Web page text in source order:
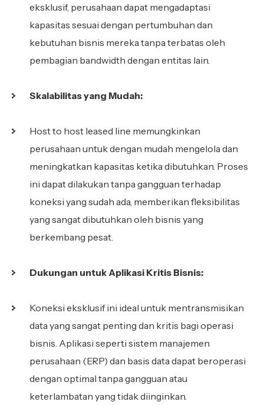
eksklusif, perusahaan dapat mengadaptasi
kapasitas sesuai dengan pertumbuhan dan
kebutuhan bisnis mereka tanpa terbatas oleh
pembagian bandwidth dengan entitas lain.
Skalabilitas yang Mudah:
Host to host leased line memungkinkan
perusahaan untuk dengan mudah mengelola dan
meningkatkan kapasitas ketika dibutuhkan. Proses
ini dapat dilakukan tanpa gangguan terhadap
koneksi yang sudah ada, memberikan fleksibilitas
yang sangat dibutuhkan oleh bisnis yang
berkembang pesat.
Dukungan untuk Aplikasi Kritis Bisnis:
Koneksi eksklusif ini ideal untuk mentransmisikan
data yang sangat penting dan kritis bagi operasi
bisnis. Aplikasi seperti sistem manajemen
perusahaan (ERP) dan basis data dapat beroperasi
dengan optimal tanpa gangguan atau
keterlambatan yang tidak diinginkan.